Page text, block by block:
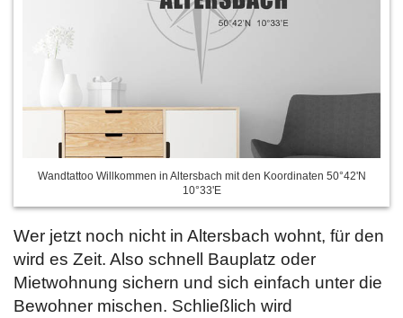
Wandtattoo Willkommen in Altersbach mit den Koordinaten 50°42'N
10°33'E
Wer jetzt noch nicht in Altersbach wohnt, für den
wird es Zeit. Also schnell Bauplatz oder
Mietwohnung sichern und sich einfach unter die
Bewohner mischen. Schließlich wird